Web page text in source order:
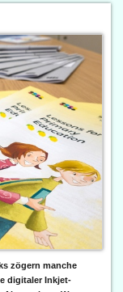
zögern manche
digitaler Inkjet-